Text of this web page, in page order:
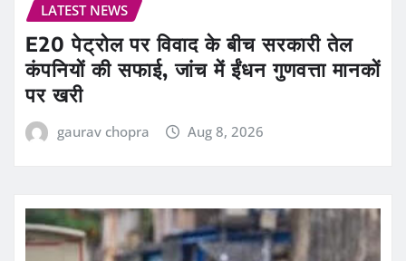
LATEST NEWS
E20 पेट्रोल पर विवाद के बीच सरकारी तेल
कंपनियों की सफाई, जांच में ईंधन गुणवत्ता मानकों
पर खरी
gaurav chopra Aug 8, 2026